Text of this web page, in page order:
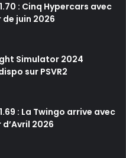
: Cinq Hypercars avec
de juin 2026
Simulator 2024
sur PSVR2
: La Twingo arrive avec
2026